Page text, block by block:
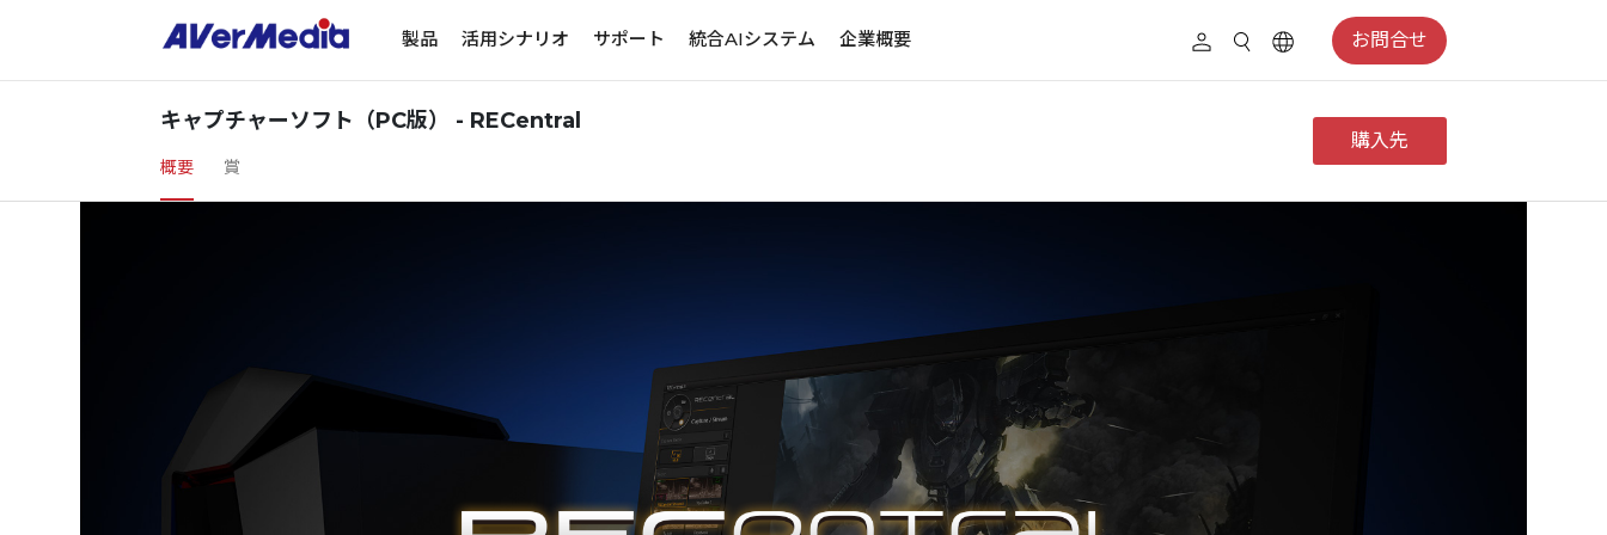
製品 活用シナリオ サポート 統合AIシステム 企業概要 お問合せ
キャプチャーソフト（PC版） - RECentral
概要 賞
購入先